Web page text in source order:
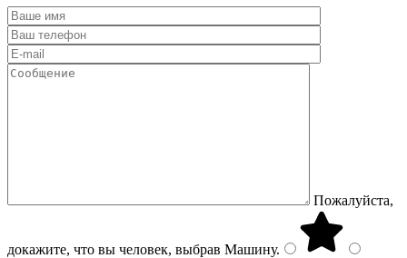
Пожалуйста,
докажите, что вы человек, выбрав Машину.